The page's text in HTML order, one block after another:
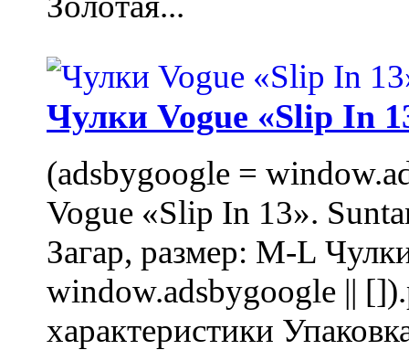
Чулки Vogue «Slip In
(adsbygoogle =
Vogue «Slip In 13».
Загар, размер: M-L
window.adsbygoogle ||
характеристики